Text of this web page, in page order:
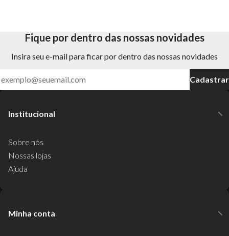
Fique por dentro das nossas novidades
Insira seu e-mail para ficar por dentro das nossas novidades
Cadastrar
Institucional
Sobre nós
Nossas lojas
Ajuda
Minha conta